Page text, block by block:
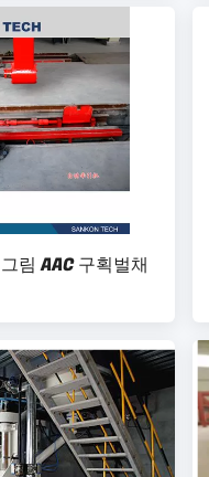
림 AAC 구획벌채